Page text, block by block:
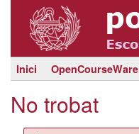
Inici OpenCourseWare
No trobat